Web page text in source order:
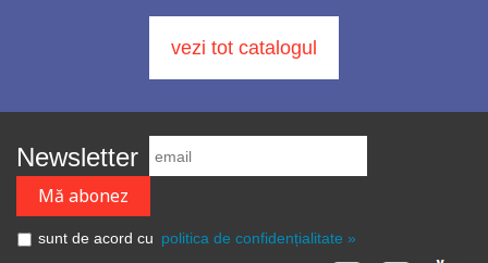
vezi tot catalogul
Newsletter
sunt de acord cu politica de confidențialitate »